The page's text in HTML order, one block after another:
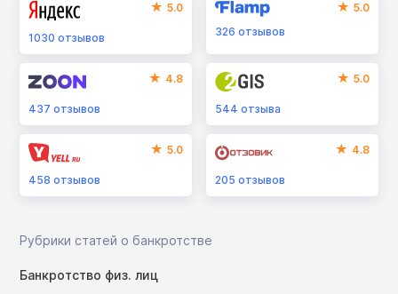
5.0
1030 отзывов
5.0
326отзывов
4.8
437 отзывов
5.0
544отзыва
5.0
458 отзывов
4.8
205отзывов
Рубрики статей о банкротстве
Банкротство физ. лиц